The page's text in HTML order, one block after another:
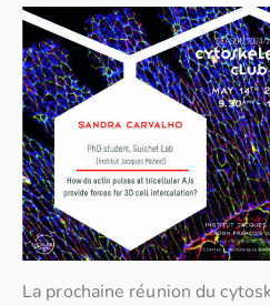
La prochaine réunion du